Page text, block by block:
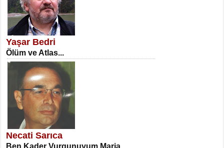
NECLA DİLEK ARSLAN
Öğretmenler Günü Mahkemesi...
İSA KARATEPE
Ekranlar Arasında Kaybolan İnsan...
Yaşar Bedri
Ölüm ve Atlas...
Necati Sarıca
Ben Kader Vurgunuyum Maria...